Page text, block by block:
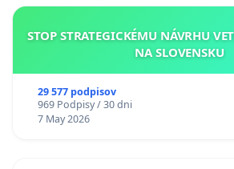
STOP STRATEGICKÉMU NÁVRHU
NA SLOVENSKU
29 577 podpisov
969 Podpisy / 30 dni
7 May 2026